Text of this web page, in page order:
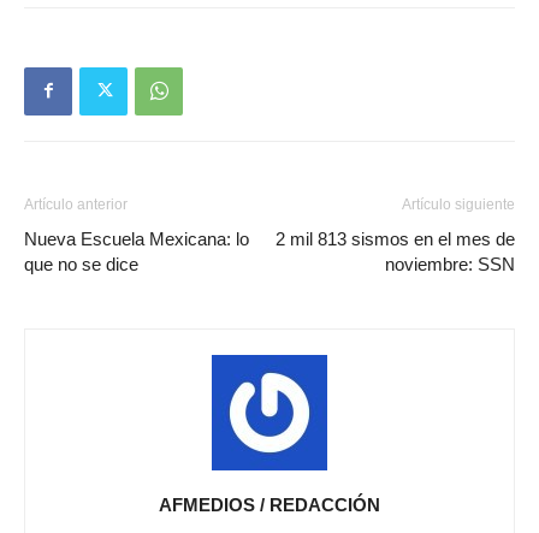
Artículo anterior
Nueva Escuela Mexicana: lo
que no se dice
Artículo siguiente
2 mil 813 sismos en el mes de
noviembre: SSN
AFMEDIOS / REDACCIÓN